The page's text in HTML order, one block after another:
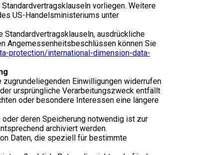
vorliegen. Weitere
US-Handelsministeriums unter
ausdrückliche
Angemessenheitsbeschlüssen können Sie
protection/international-dimension-data-
Einwilligungen widerrufen
ursprüngliche Verarbeitungszweck entfällt
oder besondere Interessen eine längere
deren Speicherung notwendig ist zur
archiviert werden.
Daten, die speziell für bestimmte